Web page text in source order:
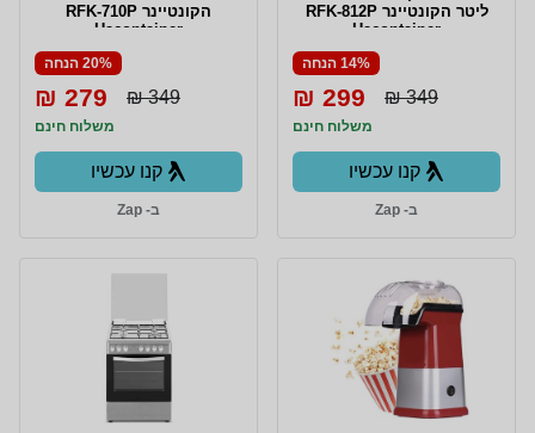
ליטר הקונטיינר RFK-812P
Hacontainer
14% הנחה
349 ₪
299 ₪
משלוח חינם
קנו עכשיו
ב- Zap
הקונטיינר RFK-710P
Hacontainer
20% הנחה
349 ₪
279 ₪
משלוח חינם
קנו עכשיו
ב- Zap